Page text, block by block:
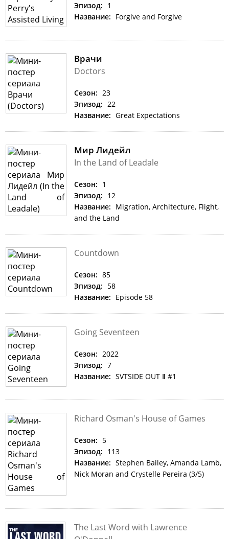
Эпизод: 1
Название: Forgive and Forgive
Врачи
Doctors
Сезон: 23
Эпизод: 22
Название: Great Expectations
Мир Лидейл
In the Land of Leadale
Сезон: 1
Эпизод: 12
Название: Migration, Architecture, Flight,
and the Land
Countdown
Сезон: 85
Эпизод: 58
Название: Episode 58
Going Seventeen
Сезон: 2022
Эпизод: 7
Название: SVTSIDE OUT Ⅱ #1
Richard Osman's House of Games
Сезон: 5
Эпизод: 113
Название: Stephen Bailey, Amanda Lamb,
Nick Moran and Crystelle Pereira (3/5)
The Last Word with Lawrence